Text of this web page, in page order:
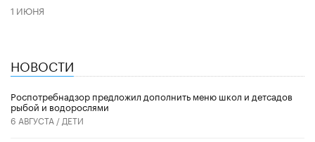
1 ИЮНЯ
НОВОСТИ
Роспотребнадзор предложил дополнить меню школ и детсадов
рыбой и водорослями
6 АВГУСТА / ДЕТИ